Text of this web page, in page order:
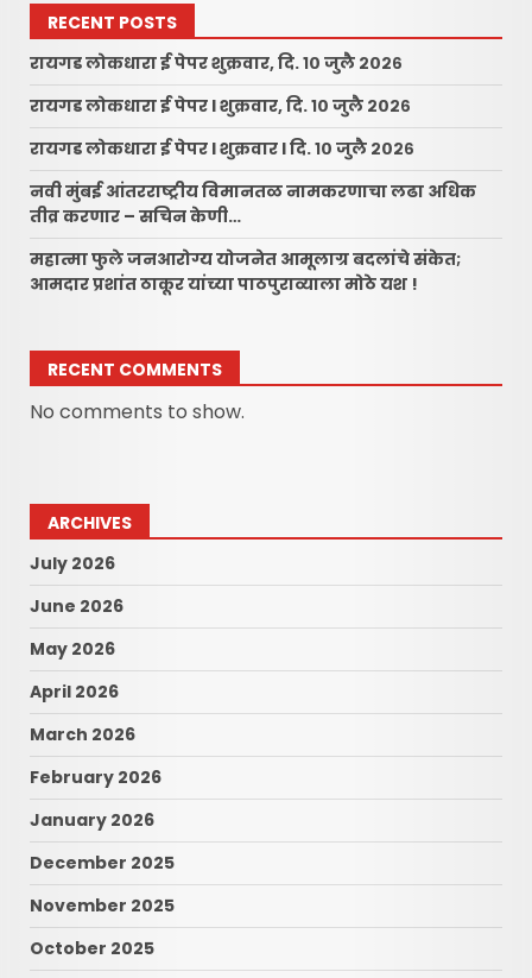
RECENT POSTS
रायगड लोकधारा ई पेपर शुक्रवार, दि. १० जुलै २०२६
रायगड लोकधारा ई पेपर l शुक्रवार, दि. १० जुलै २०२६
रायगड लोकधारा ई पेपर l शुक्रवार l दि. १० जुलै २०२६
नवी मुंबई आंतरराष्ट्रीय विमानतळ नामकरणाचा लढा अधिक
तीव्र करणार – सचिन केणी…
महात्मा फुले जनआरोग्य योजनेत आमूलाग्र बदलांचे संकेत;
आमदार प्रशांत ठाकूर यांच्या पाठपुराव्याला मोठे यश !
RECENT COMMENTS
No comments to show.
ARCHIVES
July 2026
June 2026
May 2026
April 2026
March 2026
February 2026
January 2026
December 2025
November 2025
October 2025